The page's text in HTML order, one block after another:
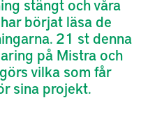
stängt och våra
börjat läsa de
21 st denna
på Mistra och
vilka som får
sina projekt.